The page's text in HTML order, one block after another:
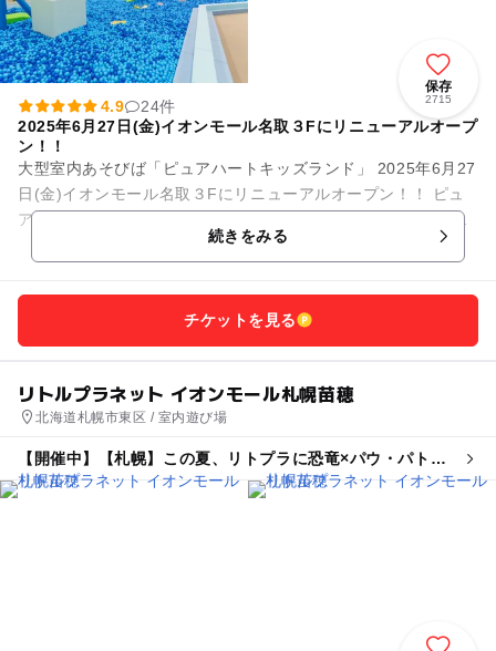
保存
2715
4.9
24件
2025年6月27日(金)イオンモール名取３Fにリニューアルオープ
ン！！
大型室内あそびば「ピュアハートキッズランド」 2025年6月27
日(金)イオンモール名取３Fにリニューアルオープン！！ ピュ
アキッズは完全会員制の大型室内公園です。店内にはとても広
続きをみる
チケットを見る
リトルプラネット イオンモール札幌苗穂
北海道札幌市東区 / 室内遊び場
【開催中】【札幌】この夏、リトプラに恐竜×パウ・パトロ
ールがやってくる!